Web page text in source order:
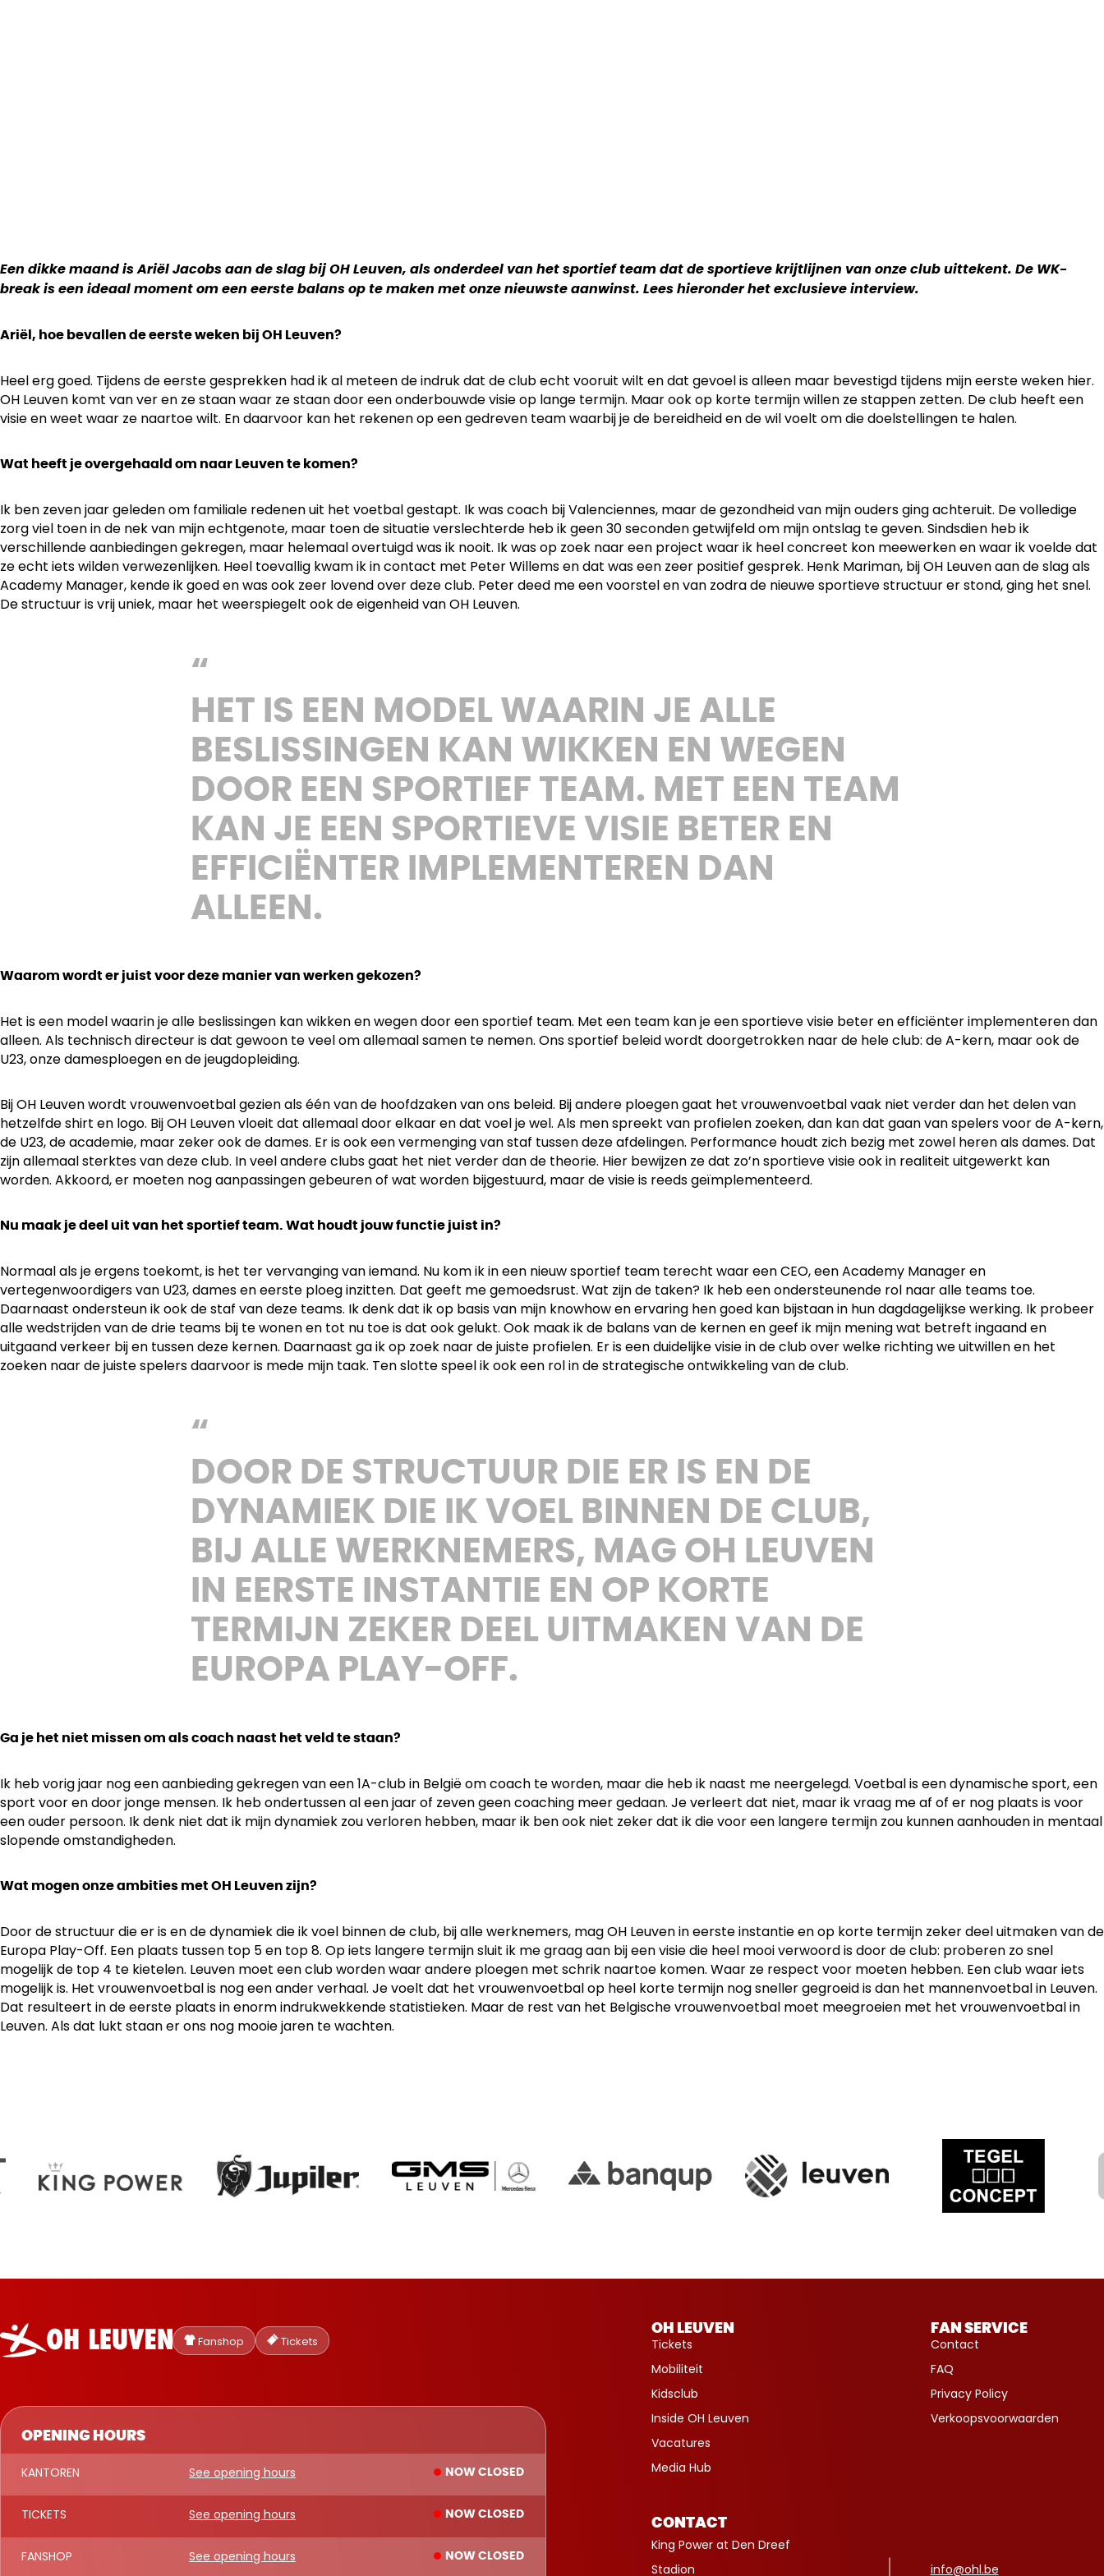
Een dikke maand is Ariël Jacobs aan de slag bij OH Leuven, als onderdeel van het sportief team dat de sportieve krijtlijnen van onze club uittekent. De WK-
break is een ideaal moment om een eerste balans op te maken met onze nieuwste aanwinst. Lees hieronder het exclusieve interview.
Ariël, hoe bevallen de eerste weken bij OH Leuven?
Heel erg goed. Tijdens de eerste gesprekken had ik al meteen de indruk dat de club echt vooruit wilt en dat gevoel is alleen maar bevestigd tijdens mijn eerste weken hier.
OH Leuven komt van ver en ze staan waar ze staan door een onderbouwde visie op lange termijn. Maar ook op korte termijn willen ze stappen zetten. De club heeft een
visie en weet waar ze naartoe wilt. En daarvoor kan het rekenen op een gedreven team waarbij je de bereidheid en de wil voelt om die doelstellingen te halen.
Wat heeft je overgehaald om naar Leuven te komen?
Ik ben zeven jaar geleden om familiale redenen uit het voetbal gestapt. Ik was coach bij Valenciennes, maar de gezondheid van mijn ouders ging achteruit. De volledige
zorg viel toen in de nek van mijn echtgenote, maar toen de situatie verslechterde heb ik geen 30 seconden getwijfeld om mijn ontslag te geven. Sindsdien heb ik
verschillende aanbiedingen gekregen, maar helemaal overtuigd was ik nooit. Ik was op zoek naar een project waar ik heel concreet kon meewerken en waar ik voelde dat
ze echt iets wilden verwezenlijken. Heel toevallig kwam ik in contact met Peter Willems en dat was een zeer positief gesprek. Henk Mariman, bij OH Leuven aan de slag als
Academy Manager, kende ik goed en was ook zeer lovend over deze club. Peter deed me een voorstel en van zodra de nieuwe sportieve structuur er stond, ging het snel.
De structuur is vrij uniek, maar het weerspiegelt ook de eigenheid van OH Leuven.
HET IS EEN MODEL WAARIN JE ALLE
BESLISSINGEN KAN WIKKEN EN WEGEN
DOOR EEN SPORTIEF TEAM. MET EEN TEAM
KAN JE EEN SPORTIEVE VISIE BETER EN
EFFICIËNTER IMPLEMENTEREN DAN
ALLEEN.
Waarom wordt er juist voor deze manier van werken gekozen?
Het is een model waarin je alle beslissingen kan wikken en wegen door een sportief team. Met een team kan je een sportieve visie beter en efficiënter implementeren dan
alleen. Als technisch directeur is dat gewoon te veel om allemaal samen te nemen. Ons sportief beleid wordt doorgetrokken naar de hele club: de A-kern, maar ook de
U23, onze damesploegen en de jeugdopleiding.
Bij OH Leuven wordt vrouwenvoetbal gezien als één van de hoofdzaken van ons beleid. Bij andere ploegen gaat het vrouwenvoetbal vaak niet verder dan het delen van
hetzelfde shirt en logo. Bij OH Leuven vloeit dat allemaal door elkaar en dat voel je wel. Als men spreekt van profielen zoeken, dan kan dat gaan van spelers voor de A-kern,
de U23, de academie, maar zeker ook de dames. Er is ook een vermenging van staf tussen deze afdelingen. Performance houdt zich bezig met zowel heren als dames. Dat
zijn allemaal sterktes van deze club. In veel andere clubs gaat het niet verder dan de theorie. Hier bewijzen ze dat zo’n sportieve visie ook in realiteit uitgewerkt kan
worden. Akkoord, er moeten nog aanpassingen gebeuren of wat worden bijgestuurd, maar de visie is reeds geïmplementeerd.
Nu maak je deel uit van het sportief team. Wat houdt jouw functie juist in?
Normaal als je ergens toekomt, is het ter vervanging van iemand. Nu kom ik in een nieuw sportief team terecht waar een CEO, een Academy Manager en
vertegenwoordigers van U23, dames en eerste ploeg inzitten. Dat geeft me gemoedsrust. Wat zijn de taken? Ik heb een ondersteunende rol naar alle teams toe.
Daarnaast ondersteun ik ook de staf van deze teams. Ik denk dat ik op basis van mijn knowhow en ervaring hen goed kan bijstaan in hun dagdagelijkse werking. Ik probeer
alle wedstrijden van de drie teams bij te wonen en tot nu toe is dat ook gelukt. Ook maak ik de balans van de kernen en geef ik mijn mening wat betreft ingaand en
uitgaand verkeer bij en tussen deze kernen. Daarnaast ga ik op zoek naar de juiste profielen. Er is een duidelijke visie in de club over welke richting we uitwillen en het
zoeken naar de juiste spelers daarvoor is mede mijn taak. Ten slotte speel ik ook een rol in de strategische ontwikkeling van de club.
DOOR DE STRUCTUUR DIE ER IS EN DE
DYNAMIEK DIE IK VOEL BINNEN DE CLUB,
BIJ ALLE WERKNEMERS, MAG OH LEUVEN
IN EERSTE INSTANTIE EN OP KORTE
TERMIJN ZEKER DEEL UITMAKEN VAN DE
EUROPA PLAY-OFF.
Ga je het niet missen om als coach naast het veld te staan?
Ik heb vorig jaar nog een aanbieding gekregen van een 1A-club in België om coach te worden, maar die heb ik naast me neergelegd. Voetbal is een dynamische sport, een
sport voor en door jonge mensen. Ik heb ondertussen al een jaar of zeven geen coaching meer gedaan. Je verleert dat niet, maar ik vraag me af of er nog plaats is voor
een ouder persoon. Ik denk niet dat ik mijn dynamiek zou verloren hebben, maar ik ben ook niet zeker dat ik die voor een langere termijn zou kunnen aanhouden in mentaal
slopende omstandigheden.
Wat mogen onze ambities met OH Leuven zijn?
Door de structuur die er is en de dynamiek die ik voel binnen de club, bij alle werknemers, mag OH Leuven in eerste instantie en op korte termijn zeker deel uitmaken van de
Europa Play-Off. Een plaats tussen top 5 en top 8. Op iets langere termijn sluit ik me graag aan bij een visie die heel mooi verwoord is door de club: proberen zo snel
mogelijk de top 4 te kietelen. Leuven moet een club worden waar andere ploegen met schrik naartoe komen. Waar ze respect voor moeten hebben. Een club waar iets
mogelijk is. Het vrouwenvoetbal is nog een ander verhaal. Je voelt dat het vrouwenvoetbal op heel korte termijn nog sneller gegroeid is dan het mannenvoetbal in Leuven.
Dat resulteert in de eerste plaats in enorm indrukwekkende statistieken. Maar de rest van het Belgische vrouwenvoetbal moet meegroeien met het vrouwenvoetbal in
Leuven. Als dat lukt staan er ons nog mooie jaren te wachten.
Oud-
Heverlee
Leuven
Fanshop Tickets
OPENING HOURS
KANTOREN See opening hours NOW CLOSED
TICKETS See opening hours NOW CLOSED
FANSHOP See opening hours NOW CLOSED
OH LEUVEN
Tickets
Mobiliteit
Kidsclub
Inside OH Leuven
Vacatures
Media Hub
FAN SERVICE
Contact
FAQ
Privacy Policy
Verkoopsvoorwaarden
CONTACT
King Power at Den Dreef
Stadion
info@ohl.be